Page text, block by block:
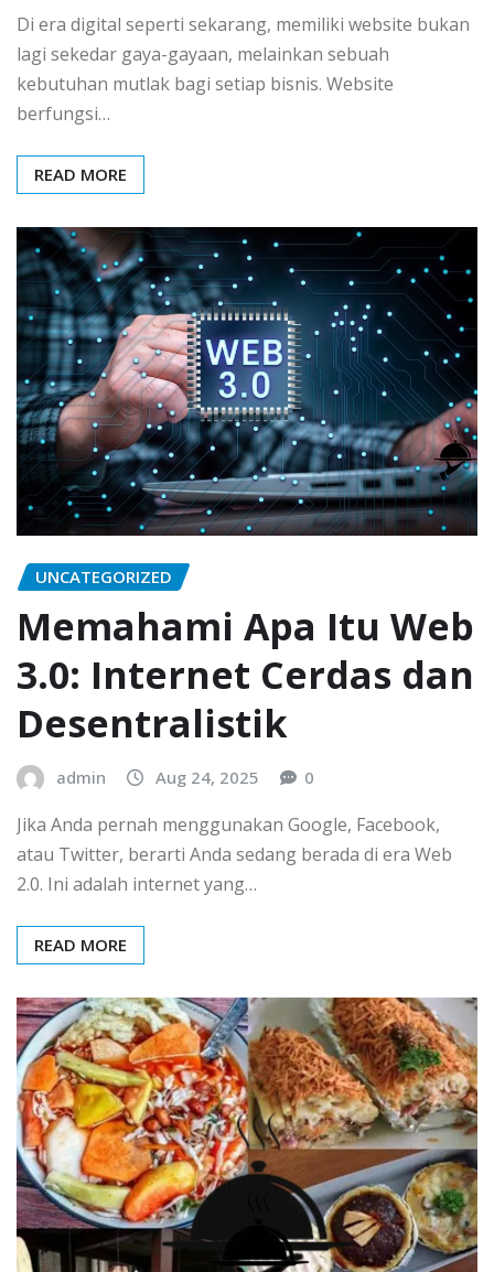
Di era digital seperti sekarang, memiliki website bukan
lagi sekedar gaya-gayaan, melainkan sebuah
kebutuhan mutlak bagi setiap bisnis. Website
berfungsi…
READ MORE
UNCATEGORIZED
Memahami Apa Itu Web
3.0: Internet Cerdas dan
Desentralistik
admin Aug 24, 2025 0
Jika Anda pernah menggunakan Google, Facebook,
atau Twitter, berarti Anda sedang berada di era Web
2.0. Ini adalah internet yang…
READ MORE